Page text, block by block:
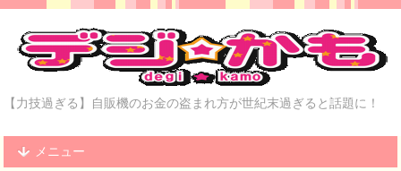
【力技過ぎる】自販機のお金の盗まれ方が世紀末過ぎると話題に！
メニュー